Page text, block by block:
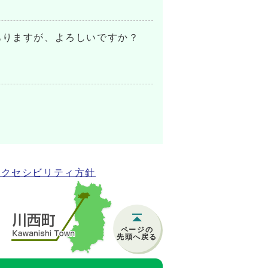
ますが、よろしいですか？
ページの
先頭へ戻る
セシビリティ方針